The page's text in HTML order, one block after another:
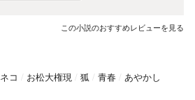
この小説のおすすめレビューを見る
ネコ お松大権現 狐 青春 あやかし